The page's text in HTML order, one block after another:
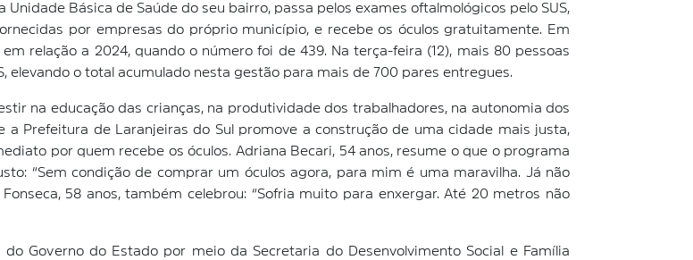
Básica de Saúde do seu bairro, passa pelos exames oftalmológicos pelo SUS,
por empresas do próprio município, e recebe os óculos gratuitamente. Em
relação a 2024, quando o número foi de 439. Na terça-feira (12), mais 80 pessoas
o total acumulado nesta gestão para mais de 700 pares entregues.
na educação das crianças, na produtividade dos trabalhadores, na autonomia dos
Prefeitura de Laranjeiras do Sul promove a construção de uma cidade mais justa,
por quem recebe os óculos. Adriana Becari, 54 anos, resume o que o programa
“Sem condição de comprar um óculos agora, para mim é uma maravilha. Já não
58 anos, também celebrou: “Sofria muito para enxergar. Até 20 metros não
Governo do Estado por meio da Secretaria do Desenvolvimento Social e Família